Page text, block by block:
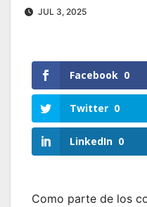
JUL 3, 2025
Facebook 0
Twitter 0
LinkedIn 0
Como parte de los